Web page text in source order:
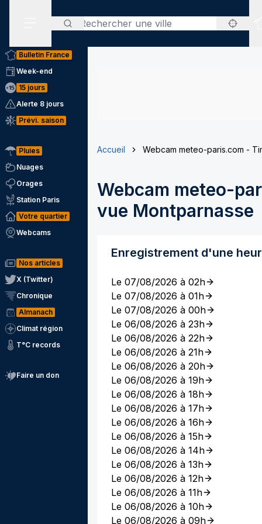
Rechercher
Bulletin France
Week-end
15 jours
Alerte 8 jours
Prévi. saison
Pluies
Nuages
Orages
Station Paris
Votre quartier
Webcams
Nos articles
X (Twitter)
Chronique
Almanach
Climat région
T°C records
Faire un don
Accueil Webcam meteo-paris.com -
Webcam meteo-
vue Montparnasse
Enregistrement d'une
Le 07/08/2026 à 02h
Le 07/08/2026 à 01h
Le 07/08/2026 à 00h
Le 06/08/2026 à 23h
Le 06/08/2026 à 22h
Le 06/08/2026 à 21h
Le 06/08/2026 à 20h
Le 06/08/2026 à 19h
Le 06/08/2026 à 18h
Le 06/08/2026 à 17h
Le 06/08/2026 à 16h
Le 06/08/2026 à 15h
Le 06/08/2026 à 14h
Le 06/08/2026 à 13h
Le 06/08/2026 à 12h
Le 06/08/2026 à 11h
Le 06/08/2026 à 10h
Le 06/08/2026 à 09h